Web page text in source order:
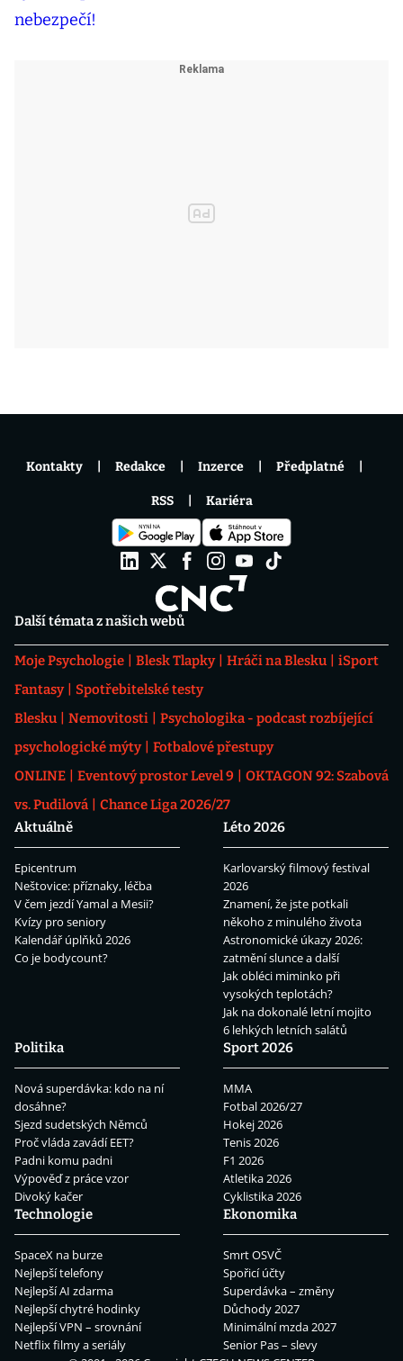
Další témata z našich webů
Moje Psychologie Blesk Tlapky Hráči na Blesku
iSport
Fantasy
Spotřebitelské testy
Blesku
Nemovitosti
Psychologika - podcast rozbíjející
psychologické mýty
Fotbalové přestupy
ONLINE
Eventový prostor Level 9
OKTAGON 92: Szabová
vs. Pudilová
Chance Liga 2026/27
Aktuálně
Epicentrum
Neštovice: příznaky, léčba
V čem jezdí Yamal a Mesii?
Kvízy pro seniory
Kalendář úplňků 2026
Co je bodycount?
Léto 2026
Karlovarský filmový festival
2026
Znamení, že jste potkali
někoho z minulého života
Astronomické úkazy 2026:
zatmění slunce a další
Jak obléci miminko při
vysokých teplotách?
Jak na dokonalé letní mojito
6 lehkých letních salátů
Politika
Nová superdávka: kdo na ní
dosáhne?
Sjezd sudetských Němců
Proč vláda zavádí EET?
Padni komu padni
Výpověď z práce vzor
Divoký kačer
Sport 2026
MMA
Fotbal 2026/27
Hokej 2026
Tenis 2026
F1 2026
Atletika 2026
Cyklistika 2026
Technologie
SpaceX na burze
Nejlepší telefony
Nejlepší AI zdarma
Nejlepší chytré hodinky
Nejlepší VPN – srovnání
Netflix filmy a seriály
Ekonomika
Smrt OSVČ
Spořicí účty
Superdávka – změny
Důchody 2027
Minimální mzda 2027
Senior Pas – slevy
Kontakty Redakce Inzerce Předplatné
RSS Kariéra